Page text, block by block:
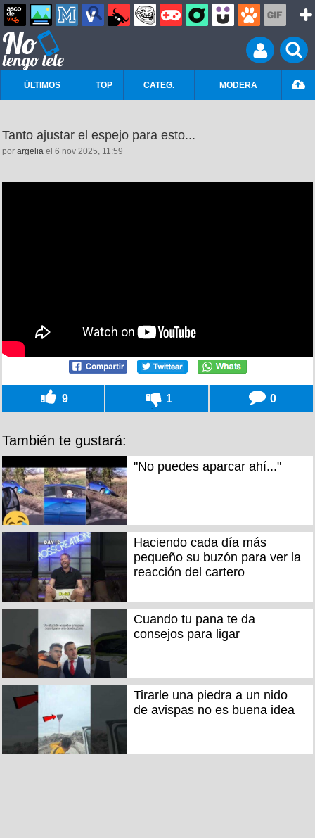
ÚLTIMOS TOP CATEG. MODERA
Tanto ajustar el espejo para esto...
por argelia el 6 nov 2025, 11:59
9 1 0
También te gustará:
"No puedes aparcar ahí..."
Haciendo cada día más
pequeño su buzón para ver la
reacción del cartero
Cuando tu pana te da
consejos para ligar
Tirarle una piedra a un nido
de avispas no es buena idea